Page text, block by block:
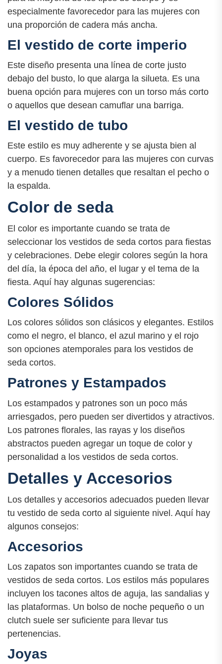
especialmente favorecedor para las mujeres con
una proporción de cadera más ancha.
El vestido de corte imperio
Este diseño presenta una línea de corte justo
debajo del busto, lo que alarga la silueta. Es una
buena opción para mujeres con un torso más corto
o aquellos que desean camuflar una barriga.
El vestido de tubo
Este estilo es muy adherente y se ajusta bien al
cuerpo. Es favorecedor para las mujeres con curvas
y a menudo tienen detalles que resaltan el pecho o
la espalda.
Color de seda
El color es importante cuando se trata de
seleccionar los vestidos de seda cortos para fiestas
y celebraciones. Debe elegir colores según la hora
del día, la época del año, el lugar y el tema de la
fiesta. Aquí hay algunas sugerencias:
Colores Sólidos
Los colores sólidos son clásicos y elegantes. Estilos
como el negro, el blanco, el azul marino y el rojo
son opciones atemporales para los vestidos de
seda cortos.
Patrones y Estampados
Los estampados y patrones son un poco más
arriesgados, pero pueden ser divertidos y atractivos.
Los patrones florales, las rayas y los diseños
abstractos pueden agregar un toque de color y
personalidad a los vestidos de seda cortos.
Detalles y Accesorios
Los detalles y accesorios adecuados pueden llevar
tu vestido de seda corto al siguiente nivel. Aquí hay
algunos consejos:
Accesorios
Los zapatos son importantes cuando se trata de
vestidos de seda cortos. Los estilos más populares
incluyen los tacones altos de aguja, las sandalias y
las plataformas. Un bolso de noche pequeño o un
clutch suele ser suficiente para llevar tus
pertenencias.
Joyas